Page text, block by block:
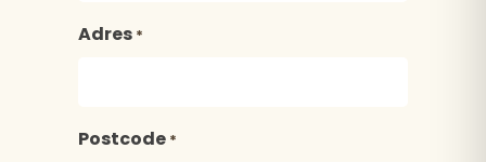
Adres *
Postcode *